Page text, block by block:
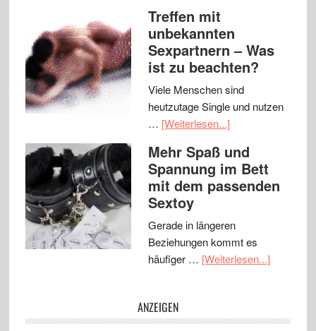
Treffen mit
unbekannten
Sexpartnern – Was
ist zu beachten?
Viele Menschen sind
heutzutage Single und nutzen
… [Weiterlesen...]
Mehr Spaß und
Spannung im Bett
mit dem passenden
Sextoy
Gerade in längeren
Beziehungen kommt es
häufiger … [Weiterlesen...]
ANZEIGEN